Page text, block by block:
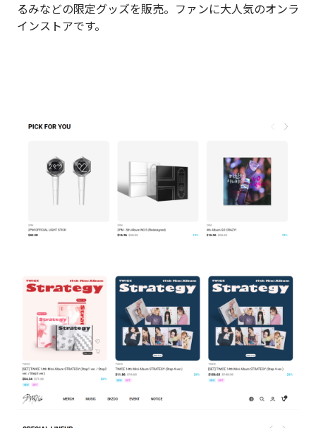
るみなどの限定グッズを販売。ファンに大人気のオンラ
インストアです。